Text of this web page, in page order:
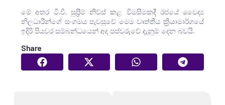
මේ අතර ටී.වී. සුප්‍රීම් නිව්ස් කළ විමසීමකදී රජයේ වෛද්‍ය
නිලධාරීන්ගේ සංගමය ‍පැවසුවේ මෙම වෘත්තීය ක්‍රියාමාර්ගයේ
ඉදිරි පියවර සම්බන්ධයෙන් අද පස්වරුවේ දැනුම් දෙන බවයි.
Share